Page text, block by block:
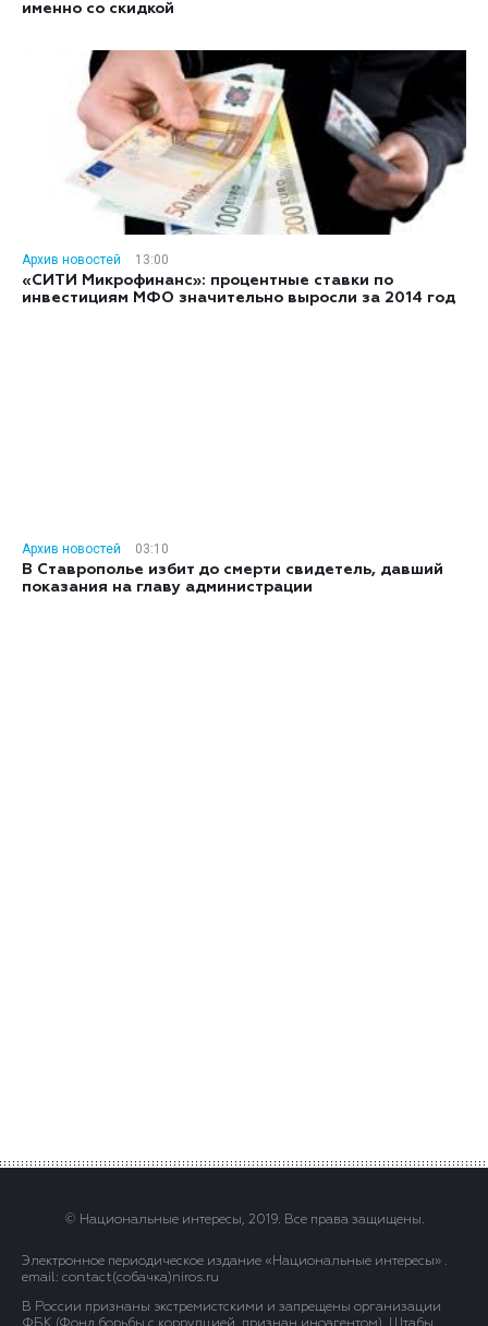
именно со скидкой
Архив новостей
13:00
«СИТИ Микрофинанс»: процентные ставки по
инвестициям МФО значительно выросли за 2014 год
Архив новостей
03:10
В Ставрополье избит до смерти свидетель, давший
показания на главу администрации
© Национальные интересы, 2019. Все права защищены.
Электронное периодическое издание «Национальные интересы» .
email: contact(сoбaчка)niros.ru
В России признаны экстремистскими и запрещены организации